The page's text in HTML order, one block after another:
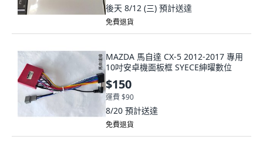
後天 8/12 (三) 預計送達
免費退貨
MAZDA 馬自達 CX-5 2012-2017 專用
10吋安卓機面板框 SYECE紳曜數位
$150
運費 $90
8/20 預計送達
免費退貨